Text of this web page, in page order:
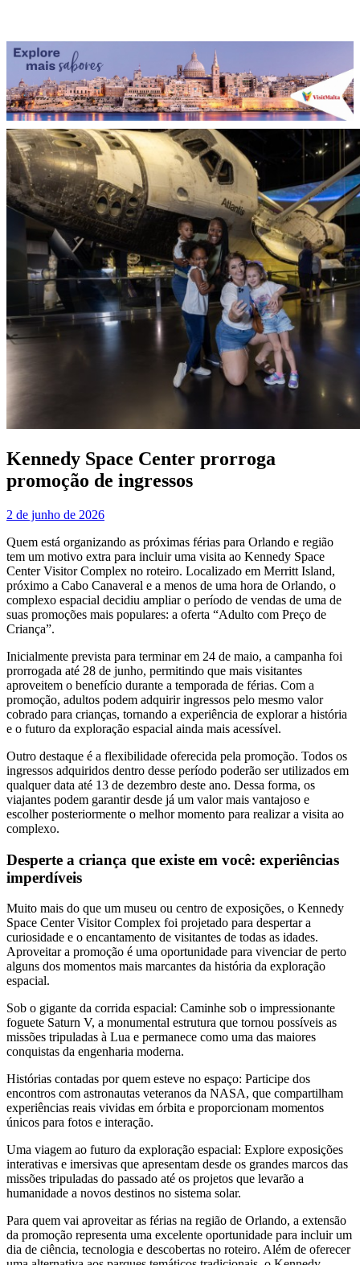
Kennedy Space Center prorroga
promoção de ingressos
2 de junho de 2026
Quem está organizando as próximas férias para Orlando e região
tem um motivo extra para incluir uma visita ao Kennedy Space
Center Visitor Complex no roteiro. Localizado em Merritt Island,
próximo a Cabo Canaveral e a menos de uma hora de Orlando, o
complexo espacial decidiu ampliar o período de vendas de uma de
suas promoções mais populares: a oferta “Adulto com Preço de
Criança”.
Inicialmente prevista para terminar em 24 de maio, a campanha foi
prorrogada até 28 de junho, permitindo que mais visitantes
aproveitem o benefício durante a temporada de férias. Com a
promoção, adultos podem adquirir ingressos pelo mesmo valor
cobrado para crianças, tornando a experiência de explorar a história
e o futuro da exploração espacial ainda mais acessível.
Outro destaque é a flexibilidade oferecida pela promoção. Todos os
ingressos adquiridos dentro desse período poderão ser utilizados em
qualquer data até 13 de dezembro deste ano. Dessa forma, os
viajantes podem garantir desde já um valor mais vantajoso e
escolher posteriormente o melhor momento para realizar a visita ao
complexo.
Desperte a criança que existe em você: experiências
imperdíveis
Muito mais do que um museu ou centro de exposições, o Kennedy
Space Center Visitor Complex foi projetado para despertar a
curiosidade e o encantamento de visitantes de todas as idades.
Aproveitar a promoção é uma oportunidade para vivenciar de perto
alguns dos momentos mais marcantes da história da exploração
espacial.
Sob o gigante da corrida espacial: Caminhe sob o impressionante
foguete Saturn V, a monumental estrutura que tornou possíveis as
missões tripuladas à Lua e permanece como uma das maiores
conquistas da engenharia moderna.
Histórias contadas por quem esteve no espaço: Participe dos
encontros com astronautas veteranos da NASA, que compartilham
experiências reais vividas em órbita e proporcionam momentos
únicos para fotos e interação.
Uma viagem ao futuro da exploração espacial: Explore exposições
interativas e imersivas que apresentam desde os grandes marcos das
missões tripuladas do passado até os projetos que levarão a
humanidade a novos destinos no sistema solar.
Para quem vai aproveitar as férias na região de Orlando, a extensão
da promoção representa uma excelente oportunidade para incluir um
dia de ciência, tecnologia e descobertas no roteiro. Além de oferecer